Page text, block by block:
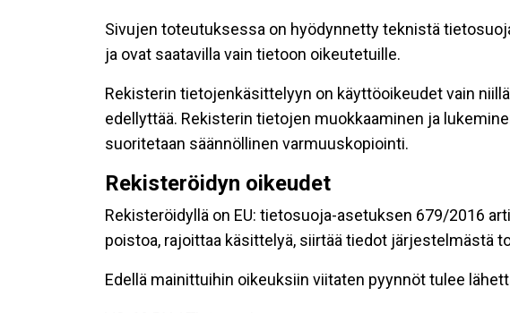
Sivujen toteutuksessa on hyödynnetty teknistä
ja ovat saatavilla vain tietoon oikeutetuille.
Rekisterin tietojenkäsittelyyn on käyttöoikeudet vain
edellyttää. Rekisterin tietojen muokkaaminen ja
suoritetaan säännöllinen varmuuskopiointi.
Rekisteröidyn oikeudet
Rekisteröidyllä on EU: tietosuoja-asetuksen 679/2016
poistoa, rajoittaa käsittelyä, siirtää tiedot järjestelmästä
Edellä mainittuihin oikeuksiin viitaten pyynnöt tulee